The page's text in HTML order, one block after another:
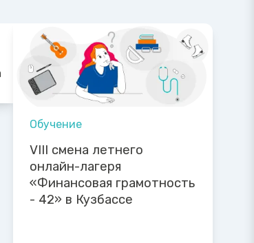
Обучение
VIII смена летнего
онлайн-лагеря
«Финансовая грамотность
- 42» в Кузбассе